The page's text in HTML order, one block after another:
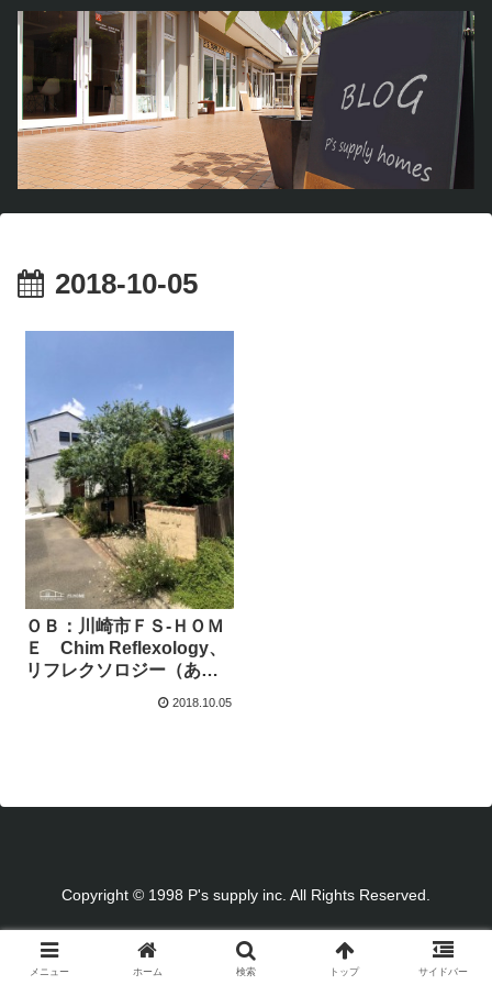
2018-10-05
ＯＢ：川崎市ＦＳ-ＨＯＭ
Ｅ Chim Reflexology、
リフレクソロジー（あし
2018.10.05
Copyright © 1998 P's supply inc. All Rights Reserved.
メニュー ホーム 検索 トップ サイドバー